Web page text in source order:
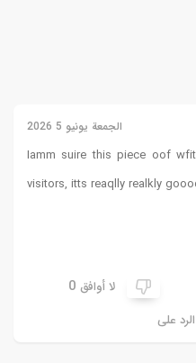
الجمعة يونيو 5 2026
Iamm suire this piece oof
visitors, itts reaqlly realkly
لا أوافق 0